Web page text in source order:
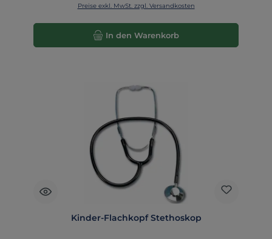
Preise exkl. MwSt. zzgl. Versandkosten
In den Warenkorb
Kinder-Flachkopf Stethoskop